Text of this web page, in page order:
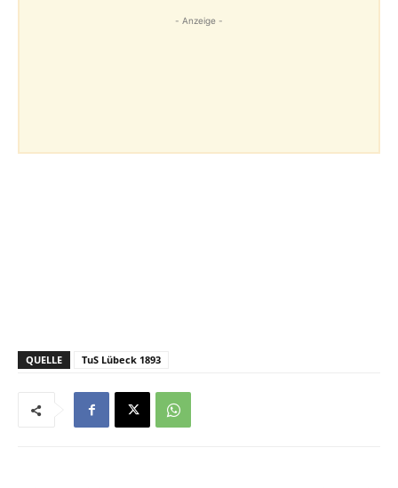
- Anzeige -
QUELLE TuS Lübeck 1893